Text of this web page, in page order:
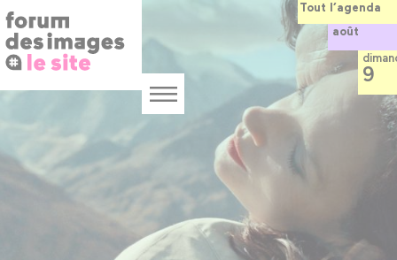
au
contenu
principal
Menu
Tout l’agenda
août
9